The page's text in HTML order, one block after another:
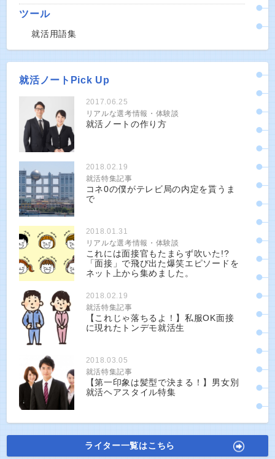
ツール
就活用語集
就活ノートPick Up
2017.06.25
リアルな選考情報・体験談
就活ノートの作り方
2018.02.19
就活特集記事
コネ0の僕がテレビ局の内定を貰うま
で
2018.01.31
リアルな選考情報・体験談
これには面接官もたまらず吹いた!?
「面接」で飛び出た爆笑エピソードを
ネット上から集めました。
2018.02.19
就活特集記事
【これじゃ落ちるよ！】私服OK面接
に現れたトンデモ就活生
2018.03.05
就活特集記事
【第一印象は髪型で決まる！】男女別
就活ヘアスタイル特集
ライター一覧はこちら